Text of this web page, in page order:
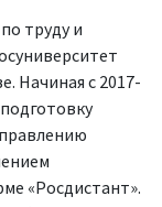
труду и
Начиная с 2017-
«Росдистант».